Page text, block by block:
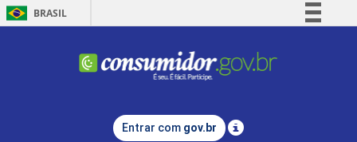
BRASIL
Comunica BR
Legislação
Entrar com gov.br